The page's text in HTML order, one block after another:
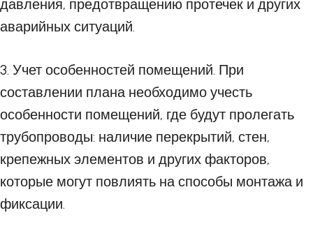
давления, предотвращению протечек и других
аварийных ситуаций.
3. Учет особенностей помещений. При
составлении плана необходимо учесть
особенности помещений, где будут пролегать
трубопроводы: наличие перекрытий, стен,
крепежных элементов и других факторов,
которые могут повлиять на способы монтажа и
фиксации.